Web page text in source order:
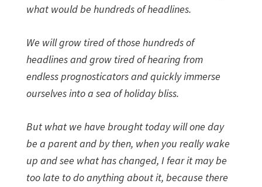
what would be hundreds of headlines.
We will grow tired of those hundreds of
headlines and grow tired of hearing from
endless prognosticators and quickly immerse
ourselves into a sea of holiday bliss.
But what we have brought today will one day
be a parent and by then, when you really wake
up and see what has changed, I fear it may be
too late to do anything about it, because there